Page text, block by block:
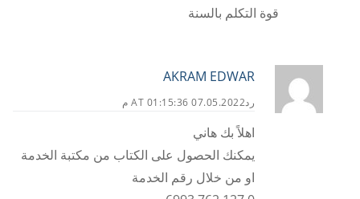
قوة التكلم بالسنة
AKRAM EDWAR
07.05.2022 AT 01:15:36 مرد
اهلاً بك هاني
يمكنك الحصول على الكتاب من مكتبة الخدمة
او من خلال رقم الخدمة